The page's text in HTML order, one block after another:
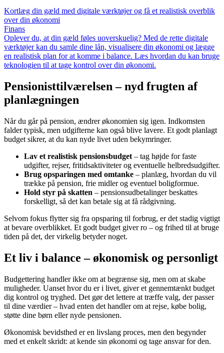
Kortlæg din gæld med digitale værktøjer og få et realistisk overblik
over din økonomi
Finans
Oplever du, at din gæld føles uoverskuelig? Med de rette digitale
værktøjer kan du samle dine lån, visualisere din økonomi og lægge
en realistisk plan for at komme i balance. Læs hvordan du kan bruge
teknologien til at tage kontrol over din økonomi.
Pensionisttilværelsen – nyd frugten af
planlægningen
Når du går på pension, ændrer økonomien sig igen. Indkomsten
falder typisk, men udgifterne kan også blive lavere. Et godt planlagt
budget sikrer, at du kan nyde livet uden bekymringer.
Lav et realistisk pensionsbudget – tag højde for faste
udgifter, rejser, fritidsaktiviteter og eventuelle helbredsudgifter.
Brug opsparingen med omtanke – planlæg, hvordan du vil
trække på pension, frie midler og eventuel boligformue.
Hold styr på skatten – pensionsudbetalinger beskattes
forskelligt, så det kan betale sig at få rådgivning.
Selvom fokus flytter sig fra opsparing til forbrug, er det stadig vigtigt
at bevare overblikket. Et godt budget giver ro – og frihed til at bruge
tiden på det, der virkelig betyder noget.
Et liv i balance – økonomisk og personligt
Budgettering handler ikke om at begrænse sig, men om at skabe
muligheder. Uanset hvor du er i livet, giver et gennemtænkt budget
dig kontrol og tryghed. Det gør det lettere at træffe valg, der passer
til dine værdier – hvad enten det handler om at rejse, købe bolig,
støtte dine børn eller nyde pensionen.
Økonomisk bevidsthed er en livslang proces, men den begynder
med et enkelt skridt: at kende sin økonomi og tage ansvar for den.